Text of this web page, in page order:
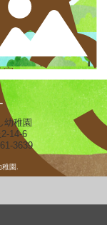
室
稚園
14-6
3639
園.